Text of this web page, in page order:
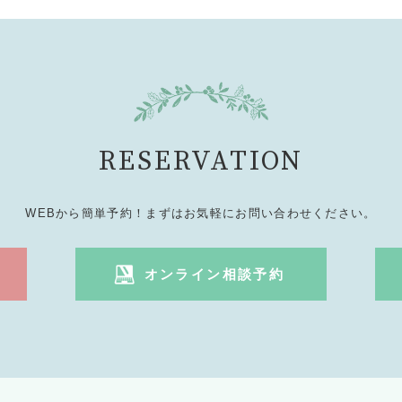
RESERVATION
WEBから簡単予約！まずはお気軽にお問い合わせください。
オンライン相談予約